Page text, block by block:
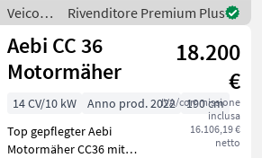
m -inkl. Reservemesser • 1
Paar G
Veicoli
agricoli
a
motore
/ Aebi
Rivenditore Premium Plus
Aebi CC 36
Motormäher
18.200
€
IVA/commissione
inclusa
16.106,19 €
netto
14 CV/10 kW Anno prod. 2022
190 cm
Top gepflegter Aebi
Motormäher CC36 mit